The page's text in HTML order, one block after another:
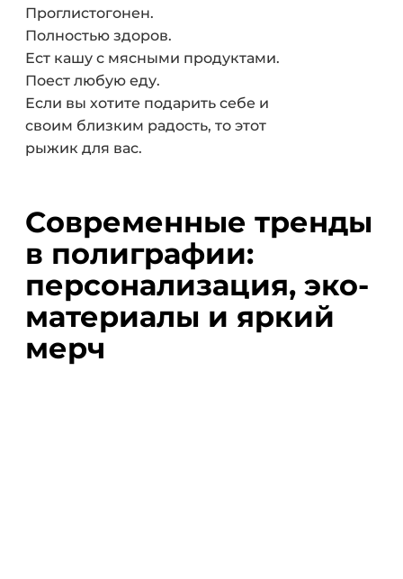
Проглистогонен.
Полностью здоров.
Ест кашу с мясными продуктами.
Поест любую еду.
Если вы хотите подарить себе и
своим близким радость, то этот
рыжик для вас.
Cовременные тренды
в полиграфии:
персонализация, эко-
материалы и яркий
мерч